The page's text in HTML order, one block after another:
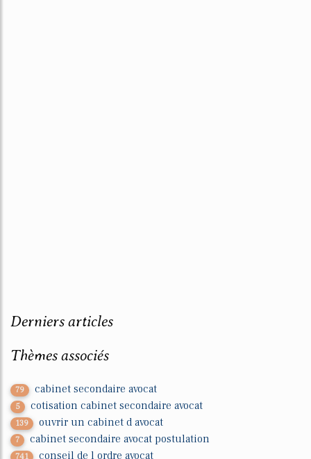
Derniers articles
Thèmes associés
79 cabinet secondaire avocat
5 cotisation cabinet secondaire avocat
139 ouvrir un cabinet d avocat
7 cabinet secondaire avocat postulation
741 conseil de l ordre avocat